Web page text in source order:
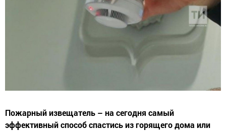
Пожарный извещатель – на сегодня самый
эффективный способ спастись из горящего дома или